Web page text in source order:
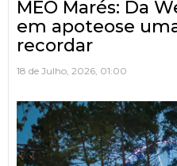
MEO Marés: Da
em apoteose
recordar
18 de Julho, 2026, 01:00